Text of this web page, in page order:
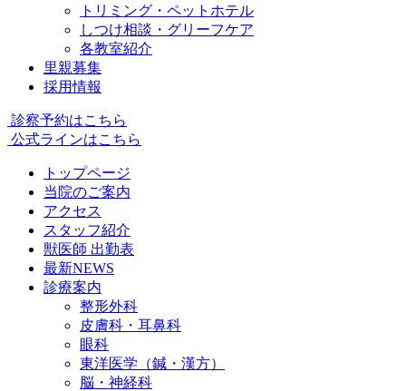
トリミング・ペットホテル
しつけ相談・グリーフケア
各教室紹介
里親募集
採用情報
診察予約はこちら
公式ラインはこちら
トップページ
当院のご案内
アクセス
スタッフ紹介
獣医師 出勤表
最新NEWS
診療案内
整形外科
皮膚科・耳鼻科
眼科
東洋医学（鍼・漢方）
脳・神経科